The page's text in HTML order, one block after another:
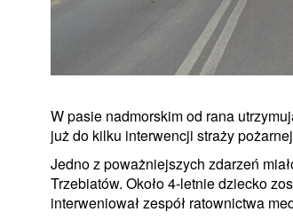
W pasie nadmorskim od rana
już do kilku interwencji straży
Jedno z poważniejszych zdarzeń
Trzebiatów. Około 4-letnie dziecko
interweniował zespół ratownictwa